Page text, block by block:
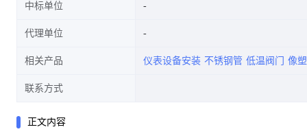
中标单位
代理单位
相关产品 仪表设备安装 不锈钢管 低温阀门 像
联系方式
正文内容